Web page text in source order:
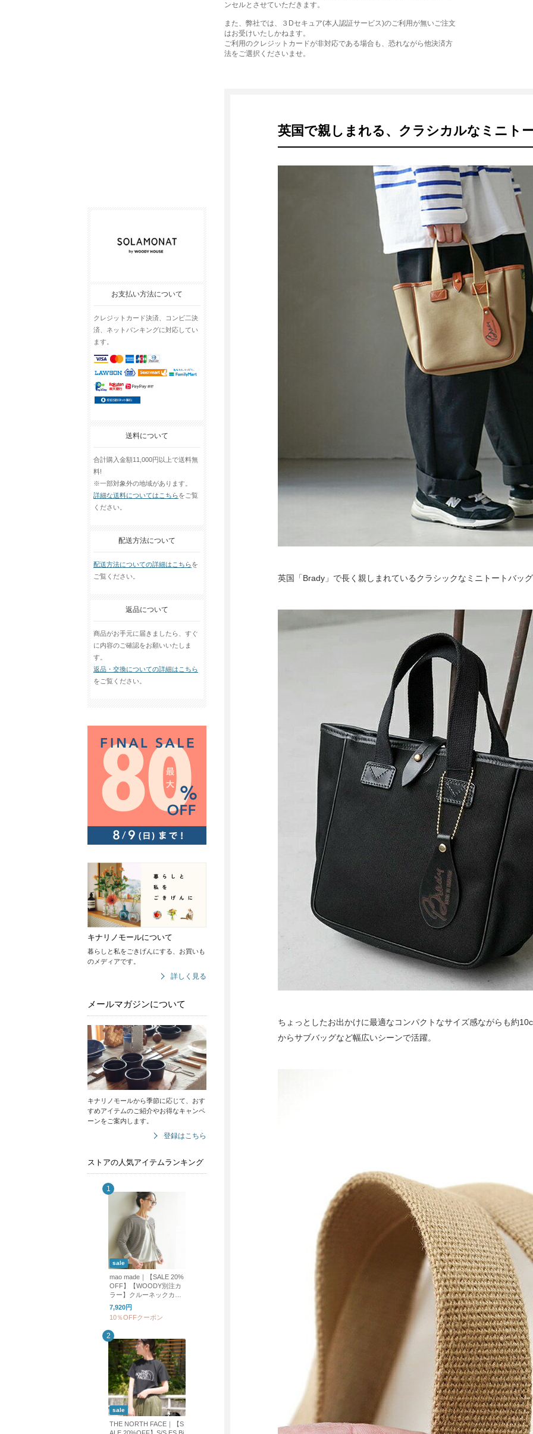
お支払い方法について
クレジットカード決済、コンビ二決
済、ネットバンキングに対応してい
ます。
送料について
合計購入金額11,000円以上で送料無
料!
※一部対象外の地域があります。
詳細な送料についてはこちらをご覧
ください。
配送方法について
配送方法についての詳細はこちらを
ご覧ください。
返品について
商品がお手元に届きましたら、すぐ
に内容のご確認をお願いいたしま
す。
返品・交換についての詳細はこちら
をご覧ください。
キナリノモールについて
暮らしと私をごきげんにする、お買いも
のメディアです。
詳しく見る
メールマガジンについて
キナリノモールから季節に応じて、おす
すめアイテムのご紹介やお得なキャンペ
ーンをご案内します。
登録はこちら
ストアの人気アイテムランキング
sale
mao made｜【SALE 20%
OFF】【WOODY別注カ
ラー】クルーネックカー
ディガン UVカット レデ
ィース トップス カーデ
ィガン ボーダー 611113
7,920円
10％OFFクーポン
sale
THE NORTH FACE｜【S
ンセルとさせていただきます。
また、弊社では、３Dセキュア(本人認証サービス)のご利用が無いご注文
はお受けいたしかねます。
ご利用のクレジットカードが非対応である場合も、恐れながら他決済方
法をご選択くださいませ。
英国で親しまれる、クラシカルなミニト
英国「Brady」で長く親しまれているクラシックなミニトートバッ
ちょっとしたお出かけに最適なコンパクトなサイズ感ながらも約
からサブバッグなど幅広いシーンで活躍。